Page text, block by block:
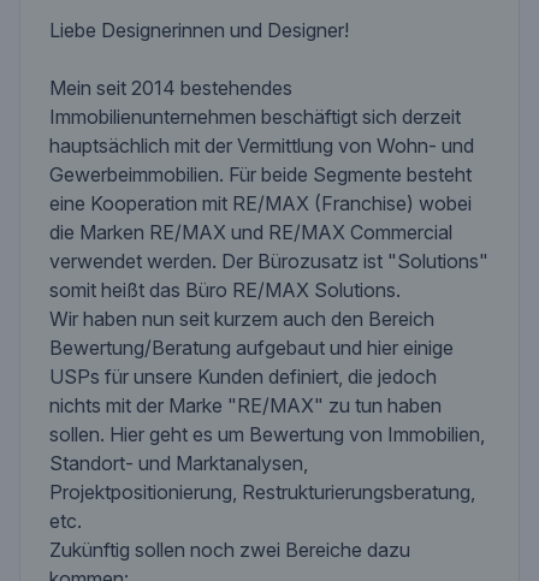
Liebe Designerinnen und Designer!
Mein seit 2014 bestehendes
Immobilienunternehmen beschäftigt sich derzeit
hauptsächlich mit der Vermittlung von Wohn- und
Gewerbeimmobilien. Für beide Segmente besteht
eine Kooperation mit RE/MAX (Franchise) wobei
die Marken RE/MAX und RE/MAX Commercial
verwendet werden. Der Bürozusatz ist "Solutions"
somit heißt das Büro RE/MAX Solutions.
Wir haben nun seit kurzem auch den Bereich
Bewertung/Beratung aufgebaut und hier einige
USPs für unsere Kunden definiert, die jedoch
nichts mit der Marke "RE/MAX" zu tun haben
sollen. Hier geht es um Bewertung von Immobilien,
Standort- und Marktanalysen,
Projektpositionierung, Restrukturierungsberatung,
etc.
Zukünftig sollen noch zwei Bereiche dazu